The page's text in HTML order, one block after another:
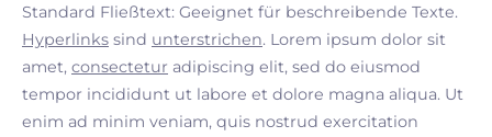
Standard Fließtext: Geeignet für beschreibende Texte.
Hyperlinks sind unterstrichen. Lorem ipsum dolor sit
amet, consectetur adipiscing elit, sed do eiusmod
tempor incididunt ut labore et dolore magna aliqua. Ut
enim ad minim veniam, quis nostrud exercitation